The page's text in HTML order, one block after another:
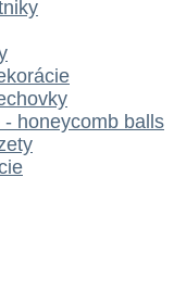
honeycomb balls